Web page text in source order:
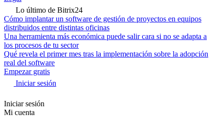
Lo último de Bitrix24
Cómo implantar un software de gestión de proyectos en equipos
distribuidos entre distintas oficinas
Una herramienta más económica puede salir cara si no se adapta a
los procesos de tu sector
Qué revela el primer mes tras la implementación sobre la adopción
real del software
Empezar gratis
Iniciar sesión
Iniciar sesión
Mi cuenta